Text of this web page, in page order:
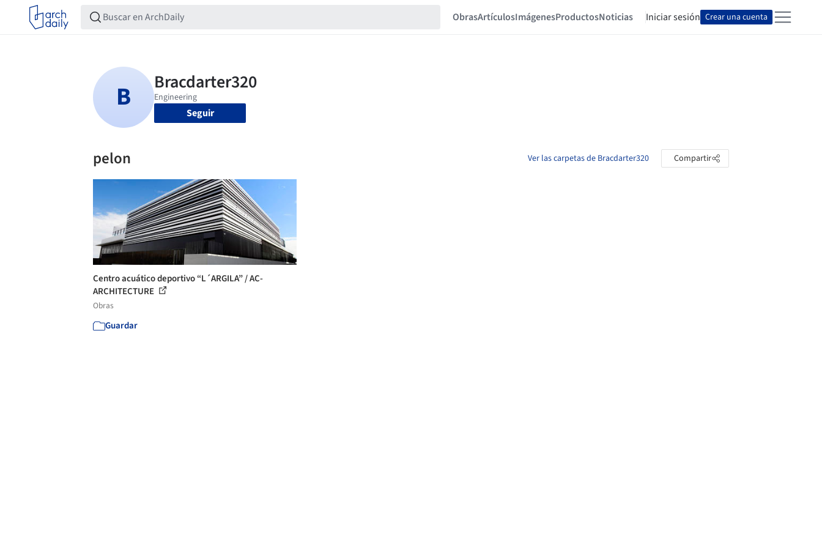
ObrasArtículosImágenesProductosNoticias Iniciar sesión Crear una cuenta
Seguir
pelon Ver las carpetas de Bracdarter320 Compartir
Centro acuático deportivo “L´ARGILA” / AC-
ARCHITECTURE
Obras
Guardar